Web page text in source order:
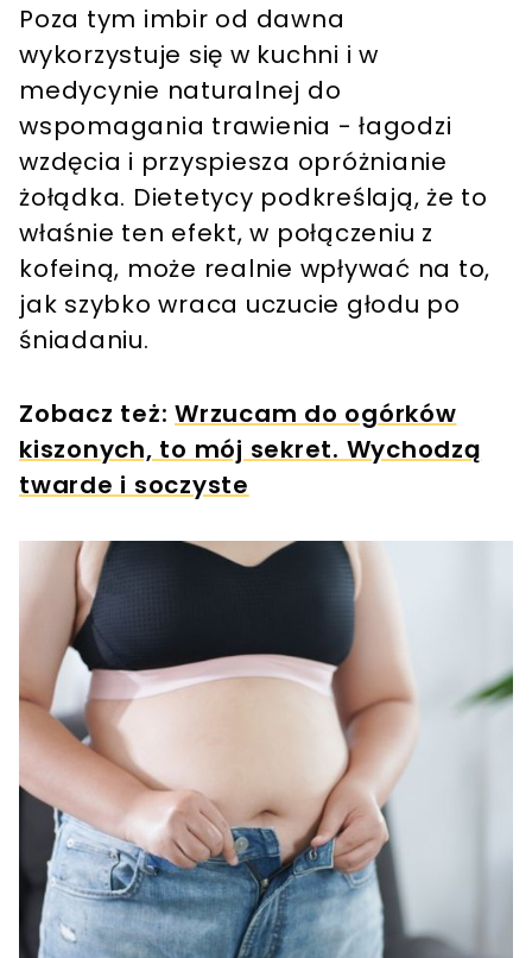
Poza tym imbir od dawna
wykorzystuje się w kuchni i w
medycynie naturalnej do
wspomagania trawienia - łagodzi
wzdęcia i przyspiesza opróżnianie
żołądka. Dietetycy podkreślają, że to
właśnie ten efekt, w połączeniu z
kofeiną, może realnie wpływać na to,
jak szybko wraca uczucie głodu po
śniadaniu.
Zobacz też: Wrzucam do ogórków
kiszonych, to mój sekret. Wychodzą
twarde i soczyste